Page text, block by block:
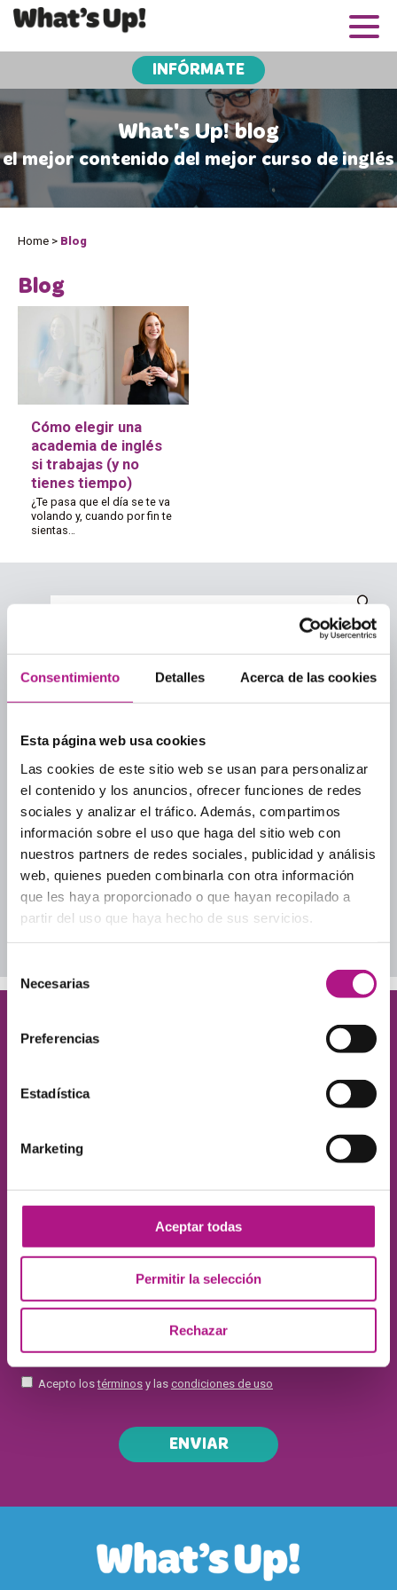
Consentimiento Detalles Acerca de las cookies
Esta página web usa cookies
Las cookies de este sitio web se usan para personalizar
el contenido y los anuncios, ofrecer funciones de redes
sociales y analizar el tráfico. Además, compartimos
información sobre el uso que haga del sitio web con
nuestros partners de redes sociales, publicidad y análisis
web, quienes pueden combinarla con otra información
que les haya proporcionado o que hayan recopilado a
partir del uso que haya hecho de sus servicios.
de Necesarias
Preferencias
Estadística
Marketing
Aceptar todas
Permitir la selección
Rechazar
INFÓRMATE
What's Up! blog
el mejor contenido del mejor curso de inglés
Home > Blog
Blog
Cómo elegir una
academia de inglés
si trabajas (y no
tienes tiempo)
¿Te pasa que el día se te va
volando y, cuando por fin te
sientas…
Categorías
Academias de inglés
Aprender inglés
Culture
Guía para elegir academia
Inglés cotidiano
Inglés para adultos
Inglés para tu día a día profesional
Lección a Lección
Uncategorized
¡Queremos conocerte!
a conseguir el nivel de inglés que necesitas.
Acepto lostérminos y las condiciones de uso
ENVIAR